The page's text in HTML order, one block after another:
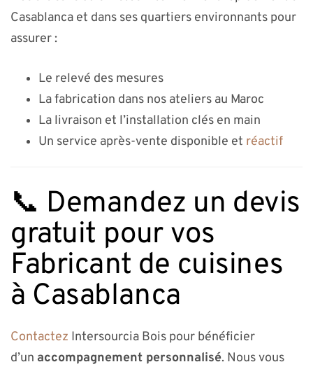
Casablanca et dans ses quartiers environnants pour
assurer :
Le relevé des mesures
La fabrication dans nos ateliers au Maroc
La livraison et l’installation clés en main
Un service après-vente disponible et réactif
📞 Demandez un devis
gratuit pour vos
Fabricant de cuisines
à Casablanca
Contactez Intersourcia Bois pour bénéficier
d’un accompagnement personnalisé. Nous vous